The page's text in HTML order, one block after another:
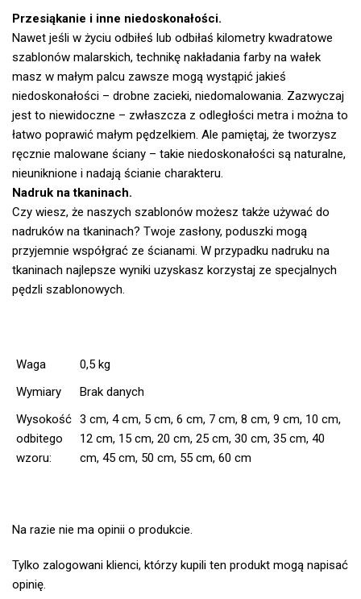
Przesiąkanie i inne niedoskonałości.
Nawet jeśli w życiu odbiłeś lub odbiłaś kilometry kwadratowe
szablonów malarskich, technikę nakładania farby na wałek
masz w małym palcu zawsze mogą wystąpić jakieś
niedoskonałości – drobne zacieki, niedomalowania. Zazwyczaj
jest to niewidoczne – zwłaszcza z odległości metra i można to
łatwo poprawić małym pędzelkiem. Ale pamiętaj, że tworzysz
ręcznie malowane ściany – takie niedoskonałości są naturalne,
nieuniknione i nadają ścianie charakteru.
Nadruk na tkaninach.
Czy wiesz, że naszych szablonów możesz także używać do
nadruków na tkaninach? Twoje zasłony, poduszki mogą
przyjemnie współgrać ze ścianami. W przypadku nadruku na
tkaninach najlepsze wyniki uzyskasz korzystaj ze specjalnych
pędzli szablonowych.
Waga
0,5 kg
Wymiary
Brak danych
Wysokość
odbitego
wzoru:
3 cm, 4 cm, 5 cm, 6 cm, 7 cm, 8 cm, 9 cm, 10 cm,
12 cm, 15 cm, 20 cm, 25 cm, 30 cm, 35 cm, 40
cm, 45 cm, 50 cm, 55 cm, 60 cm
Na razie nie ma opinii o produkcie.
Tylko zalogowani klienci, którzy kupili ten produkt mogą napisać
opinię.